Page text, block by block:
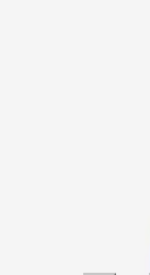
Kadın Hakiki
Kadın Hakiki
Aynı gün